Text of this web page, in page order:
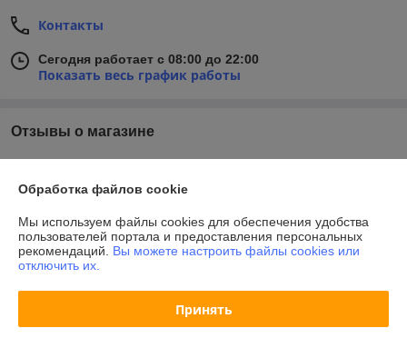
Контакты
Сегодня работает с 08:00 до 22:00
Показать весь график работы
Отзывы о магазине
О нас
Контакты
Обработка файлов cookie
Мы используем файлы cookies для обеспечения удобства
пользователей портала и предоставления персональных
рекомендаций. Вы можете настроить файлы cookies или
отключить их.
Принять